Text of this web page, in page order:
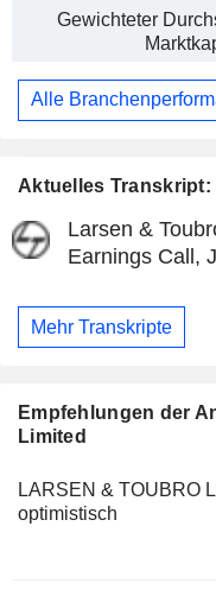
Aktuelles
Larsen &
Earnings Call,
Mehr Transkripte
Empfehlungen der
Limited
LARSEN & TOUBRO
optimistisch
Gewichteter
Alle